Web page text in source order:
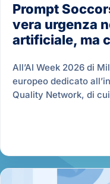
Prompt
vera urgenza
artificiale, ma
All’AI Week 2026 di
europeo dedicato
Quality Network, di